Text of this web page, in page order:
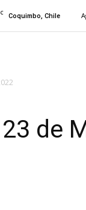
C Coquimbo, Chile
de